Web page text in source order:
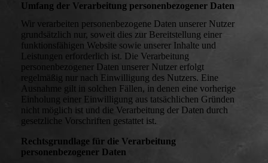
Umfang der Verarbeitung personenbezogener Daten
Wir verarbeiten personenbezogene Daten unserer Nutzer
grundsätzlich nur, soweit dies zur Bereitstellung einer
funktionsfähigen Website sowie unserer Inhalte und
Leistungen erforderlich ist. Die Verarbeitung
personenbezogener Daten unserer Nutzer erfolgt
regelmäßig nur nach Einwilligung des Nutzers. Eine
Ausnahme gilt in solchen Fällen, in denen eine vorherige
Einholung einer Einwilligung aus tatsächlichen Gründen
nicht möglich ist und die Verarbeitung der Daten durch
gesetzliche Vorschriften gestattet ist.
Rechtsgrundlage für die Verarbeitung
personenbezogener Daten